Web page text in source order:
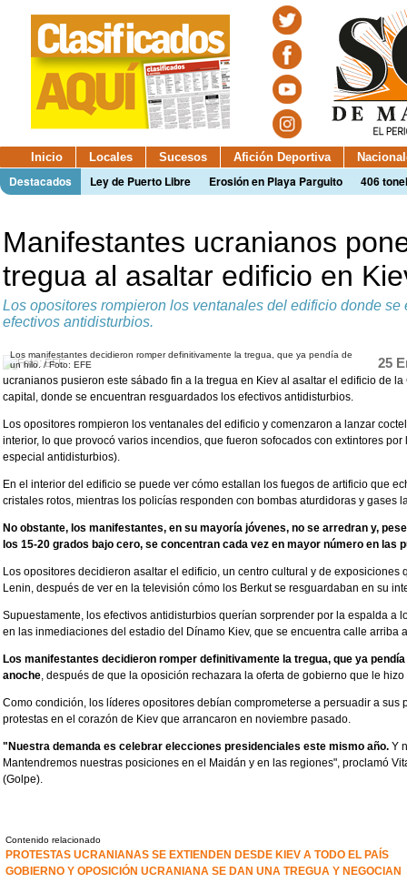
Inicio Locales Sucesos Afición Deportiva
Destacados Ley de Puerto Libre Erosión en Playa Parguito 406
Manifestantes ucranianos
tregua al asaltar edificio en
Los opositores rompieron los ventanales del edificio donde
efectivos antidisturbios.
Los manifestantes decidieron romper definitivamente la tregua, que ya pendía de
un hilo. / Foto: EFE
25
ucranianos pusieron este sábado fin a la tregua en Kiev al asaltar el edificio de
capital, donde se encuentran resguardados los efectivos antidisturbios.
Los opositores rompieron los ventanales del edificio y comenzaron a lanzar
interior, lo que provocó varios incendios, que fueron sofocados con extintores
especial antidisturbios).
En el interior del edificio se puede ver cómo estallan los fuegos de artificio que
cristales rotos, mientras los policías responden con bombas aturdidoras y gases
No obstante, los manifestantes, en su mayoría jóvenes, no se arredran y,
los 15-20 grados bajo cero, se concentran cada vez en mayor número en las
Los opositores decidieron asaltar el edificio, un centro cultural y de
Lenin, después de ver en la televisión cómo los Berkut se resguardaban en su
Supuestamente, los efectivos antidisturbios querían sorprender por la espalda a
en las inmediaciones del estadio del Dínamo Kiev, que se encuentra calle arriba
Los manifestantes decidieron romper definitivamente la tregua, que ya
anoche, después de que la oposición rechazara la oferta de gobierno que le
Como condición, los líderes opositores debían comprometerse a persuadir a sus
protestas en el corazón de Kiev que arrancaron en noviembre pasado.
"Nuestra demanda es celebrar elecciones presidenciales este mismo año. Y
Mantendremos nuestras posiciones en el Maidán y en las regiones", proclamó
(Golpe).
Contenido relacionado
PROTESTAS UCRANIANAS SE EXTIENDEN DESDE KIEV A TODO EL PAÍS
GOBIERNO Y OPOSICIÓN UCRANIANA SE DAN UNA TREGUA Y NEGOCIAN